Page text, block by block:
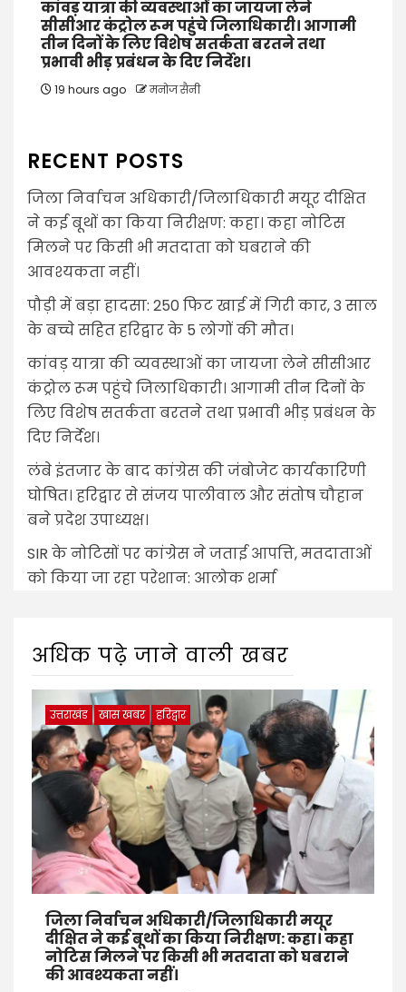
कांवड़ यात्रा की व्यवस्थाओं का जायजा लेने
सीसीआर कंट्रोल रूम पहुंचे जिलाधिकारी। आगामी
तीन दिनों के लिए विशेष सतर्कता बरतने तथा
प्रभावी भीड़ प्रबंधन के दिए निर्देश।
19 hours ago मनोज सैनी
RECENT POSTS
जिला निर्वाचन अधिकारी/जिलाधिकारी मयूर दीक्षित
ने कई बूथों का किया निरीक्षण: कहा। कहा नोटिस
मिलने पर किसी भी मतदाता को घबराने की
आवश्यकता नहीं।
पौड़ी में बड़ा हादसा: 250 फिट खाई में गिरी कार, 3 साल
के बच्चे सहित हरिद्वार के 5 लोगों की मौत।
कांवड़ यात्रा की व्यवस्थाओं का जायजा लेने सीसीआर
कंट्रोल रूम पहुंचे जिलाधिकारी। आगामी तीन दिनों के
लिए विशेष सतर्कता बरतने तथा प्रभावी भीड़ प्रबंधन के
दिए निर्देश।
लंबे इंतजार के बाद कांग्रेस की जंबोजेट कार्यकारिणी
घोषित। हरिद्वार से संजय पालीवाल और संतोष चौहान
बने प्रदेश उपाध्यक्ष।
SIR के नोटिसों पर कांग्रेस ने जताई आपत्ति, मतदाताओं
को किया जा रहा परेशान: आलोक शर्मा
अधिक पढ़े जाने वाली खबर
उत्तराखंड खास खबर हरिद्वार
जिला निर्वाचन अधिकारी/जिलाधिकारी मयूर
दीक्षित ने कई बूथों का किया निरीक्षण: कहा। कहा
नोटिस मिलने पर किसी भी मतदाता को घबराने
की आवश्यकता नहीं।